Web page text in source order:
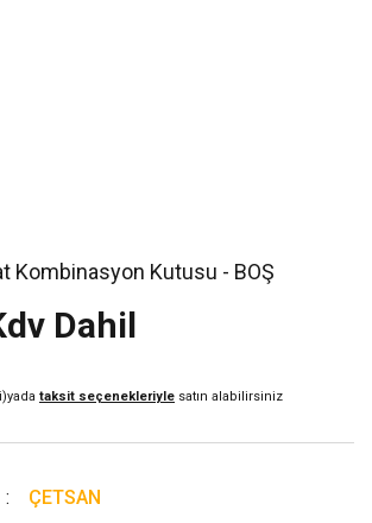
Kombinasyon Kutusu - BOŞ
Dahil
yada taksit seçenekleriyle satın alabilirsiniz
ÇETSAN